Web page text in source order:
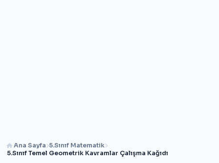
Ana Sayfa 5.Sınıf Matematik
5.Sınıf Temel Geometrik Kavramlar Çalışma Kağıdı